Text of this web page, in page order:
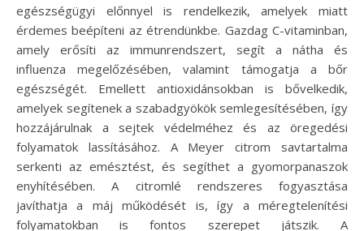
egészségügyi előnnyel is rendelkezik, amelyek miatt
érdemes beépíteni az étrendünkbe. Gazdag C-vitaminban,
amely erősíti az immunrendszert, segít a nátha és
influenza megelőzésében, valamint támogatja a bőr
egészségét. Emellett antioxidánsokban is bővelkedik,
amelyek segítenek a szabadgyökök semlegesítésében, így
hozzájárulnak a sejtek védelméhez és az öregedési
folyamatok lassításához. A Meyer citrom savtartalma
serkenti az emésztést, és segíthet a gyomorpanaszok
enyhítésében. A citromlé rendszeres fogyasztása
javíthatja a máj működését is, így a méregtelenítési
folyamatokban is fontos szerepet játszik. A